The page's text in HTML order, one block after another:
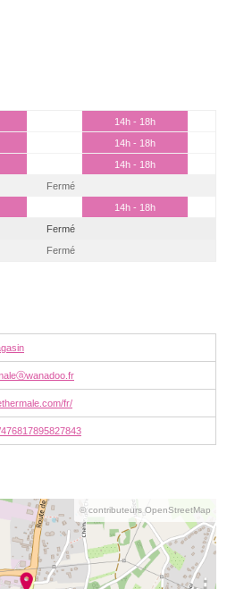
14h - 18h
14h - 18h
14h - 18h
Fermé
14h - 18h
Fermé
Fermé
fr/
© contributeurs OpenStreetMap